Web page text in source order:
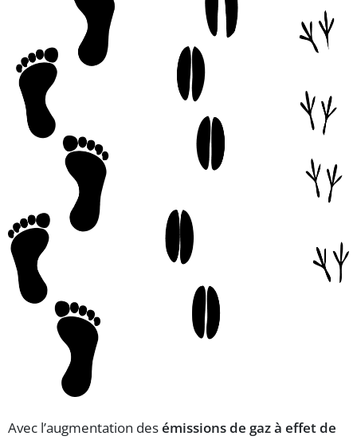
Avec l’augmentation desémissions de gaz à effet de